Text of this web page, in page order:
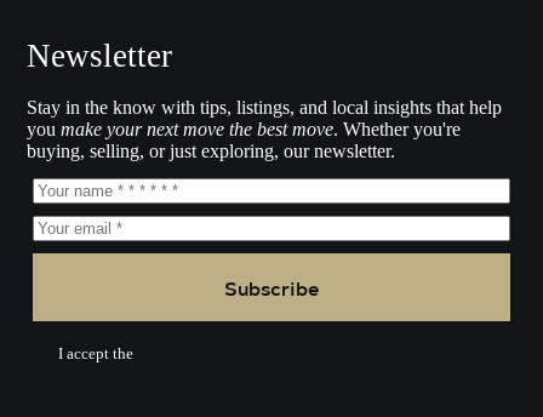
Newsletter
Stay in the know with tips, listings, and local insights that help
youmake your next move the best move. Whether you're
buying, selling, or just exploring, our newsletter.
Subscribe
I accept theTerms of Service.